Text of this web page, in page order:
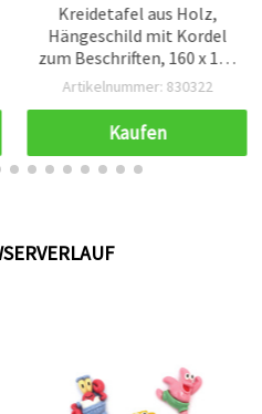
Kreidetafel aus Holz,
Hängeschild mit Kordel
zum Beschriften, 160 x 120
x 3 mm
Artikelnummer: 830322
Kaufen